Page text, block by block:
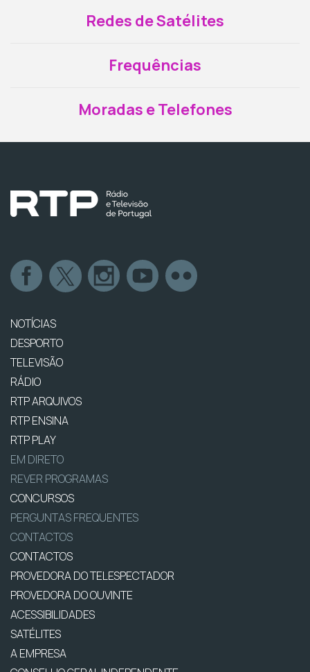
Redes de Satélites
Frequências
Moradas e Telefones
NOTÍCIAS
DESPORTO
TELEVISÃO
RÁDIO
RTP ARQUIVOS
RTP ENSINA
RTP PLAY
EM DIRETO
REVER PROGRAMAS
CONCURSOS
PERGUNTAS FREQUENTES
CONTACTOS
CONTACTOS
PROVEDORA DO TELESPECTADOR
PROVEDORA DO OUVINTE
ACESSIBILIDADES
SATÉLITES
A EMPRESA